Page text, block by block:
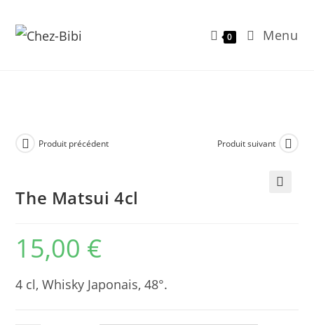
content
0 Menu
Produit précédent Produit suivant
The Matsui 4cl
15,00 €
4 cl, Whisky Japonais, 48°.